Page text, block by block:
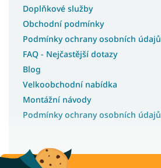
Doplňkové služby
Obchodní podmínky
Podmínky ochrany osobních údajů
FAQ - Nejčastější dotazy
Blog
Velkoobchodní nabídka
Montážní návody
Podmínky ochrany osobních údajů